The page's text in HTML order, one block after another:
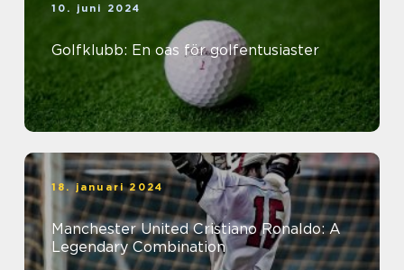
10. juni 2024
Golfklubb: En oas för golfentusiaster
18. januari 2024
Manchester United Cristiano Ronaldo: A
Legendary Combination